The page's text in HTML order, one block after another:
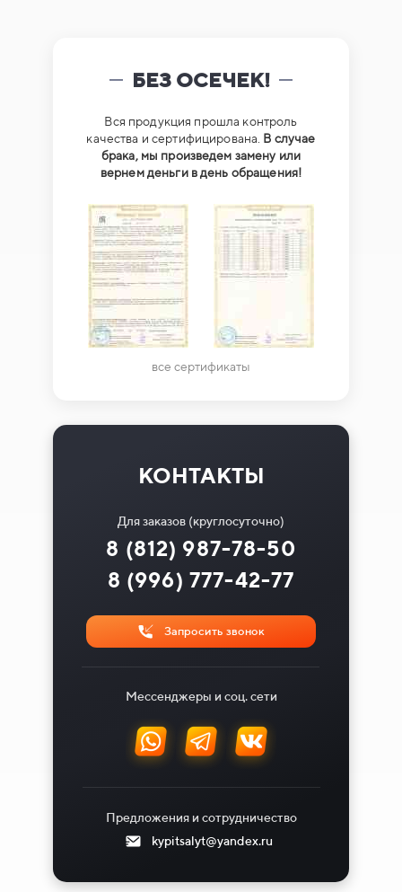
БЕЗ ОСЕЧЕК!
Вся продукция прошла контроль
качества и сертифицирована. В случае
брака, мы произведем замену или
вернем деньги в день обращения!
все сертификаты
КОНТАКТЫ
Для заказов (круглосуточно)
8 (996) 777-42-77
8 (812) 987-78-50
Запросить звонок
Мессенджеры и соц. сети
Предложения и сотрудничество
kypitsalyt@yandex.ru